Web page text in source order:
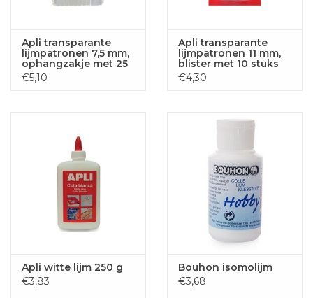
Apli transparante
lijmpatronen 7,5 mm,
ophangzakje met 25
stuks
€5,10
Apli transparante
lijmpatronen 11 mm,
blister met 10 stuks
€4,30
Apli witte lijm 250 g
€3,83
Bouhon isomolijm
€3,68